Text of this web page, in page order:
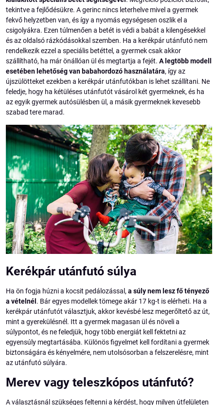
tekintve a fejlődésükre. A gerinc nincs leterhelve mivel a gyermek
fekvő helyzetben van, és így a nyomás egységesen oszlik el a
csigolyákra. Ezen túlmenően a betét is védi a babát a kilengésekkel
és az oldalsó rázkódásokkal szemben. Ha a kerékpár utánfutó nem
rendelkezik ezzel a speciális betéttel, a gyermek csak akkor
szállítható, ha már önállóan ül és megtartja a fejét. A legtöbb modell
esetében lehetőség van babahordozó használatára, így az
újszülötteket ezekben a kerékpár utánfutókban is lehet szállítani. Ne
feledje, hogy ha kétüléses utánfutót vásárol két gyermeknek, és ha
az egyik gyermek autósülésben ül, a másik gyermeknek kevesebb
szabad tere marad.
Kerékpár utánfutó súlya
Ha ön fogja húzni a kocsit pedálozással, a súly nem lesz fő tényező
a vételnél . Bár egyes modellek tömege akár 17 kg-t is elérheti. Ha a
kerékpár utánfutót választjuk, akkor kevésbé lesz megerőltető az út,
mint a gyerekülésnél. Itt a gyermek magasan ül és növeli a
súlypontot, és ne feledjük, hogy több energiát kell fektetni az
egyensúly megtartásába. Különös figyelmet kell fordítani a gyermek
biztonságára és kényelmére, nem utolsósorban a felszerelésre, mint
az utánfutó súlyára.
Merev vagy teleszkópos utánfutó?
A választásnál szükséges feltenni a kérdést, hogy milyen útfelületen